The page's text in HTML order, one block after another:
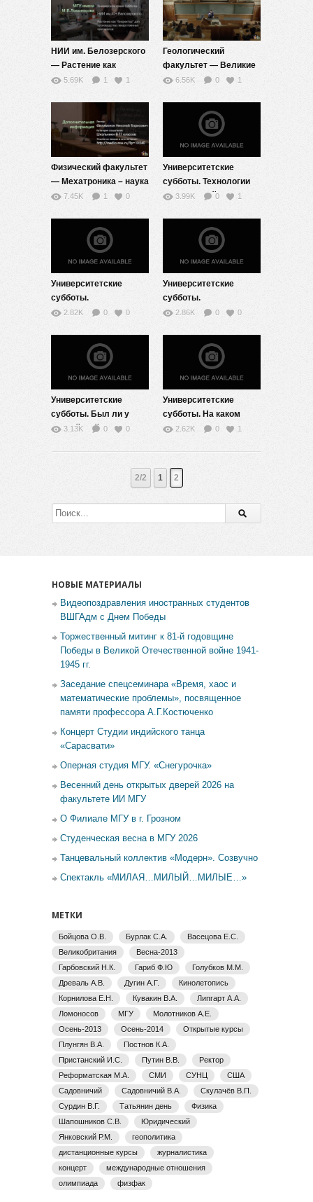
НИИ им. Белозерского
— Растение как
«биореактор» для
препаратов —
Комарова Т.В.
аннотация (МГУ-школе)
5.69K 1 1
Геологический
факультет — Великие
динозавры – история
аннотация (МГУ-школе)
6.56K 0 1
Физический факультет
— Мехатроника – наука
о компьютерном
процессами —
Филимонов Н.Б.
аннотация (МГУ-школе)
7.45K 1 0
Университетские
субботы. Технологии
виртуальной
3.99K 0 1
Университетские
субботы.
Экологические
виноват и что делать?
2.82K 0 0
Университетские
субботы.
Гравитационные
2.86K 0 0
Университетские
субботы. Был ли у
российской монархии
3.13K 0 0
Университетские
субботы. На каком
языке говорят музы с
2.62K 0 1
2/2 1 2
НОВЫЕ МАТЕРИАЛЫ
Видеопоздравления иностранных студентов
ВШГАдм с Днем Победы
Торжественный митинг к 81-й годовщине
Победы в Великой Отечественной войне 1941-
1945 гг.
Заседание спецсеминара «Время, хаос и
математические проблемы», посвященное
памяти профессора А.Г.Костюченко
Концерт Студии индийского танца
«Сарасвати»
Оперная студия МГУ. «Снегурочка»
Весенний день открытых дверей 2026 на
факультете ИИ МГУ
О Филиале МГУ в г. Грозном
Студенческая весна в МГУ 2026
Танцевальный коллектив «Модерн». Созвучно
Спектакль «МИЛАЯ…МИЛЫЙ…МИЛЫЕ…»
МЕТКИ
Бойцова О.В. Бурлак С.А.
Васецова Е.С.
Великобритания
Весна-2013
Гарбовский Н.К.
Гариб Ф.Ю
Голубков М.М.
Древаль А.В.
Дугин А.Г.
Кинолетопись
Корнилова Е.Н.
Кувакин В.А.
Липгарт А.А.
Ломоносов
МГУ
Молотников А.Е.
Осень-2013
Осень-2014
Открытые курсы
Плунгян В.А.
Постнов К.А.
Пристанский И.С.
Путин В.В.
Ректор
Реформатская М.А.
СМИ СУНЦ
США
Садовничий
Садовничий В.А.
Скулачёв В.П.
Сурдин В.Г.
Татьянин день
Физика
Шапошников С.В.
Юридический
Янковский Р.М.
геополитика
дистанционные курсы
журналистика
концерт
международные отношения
олимпиада
физфак